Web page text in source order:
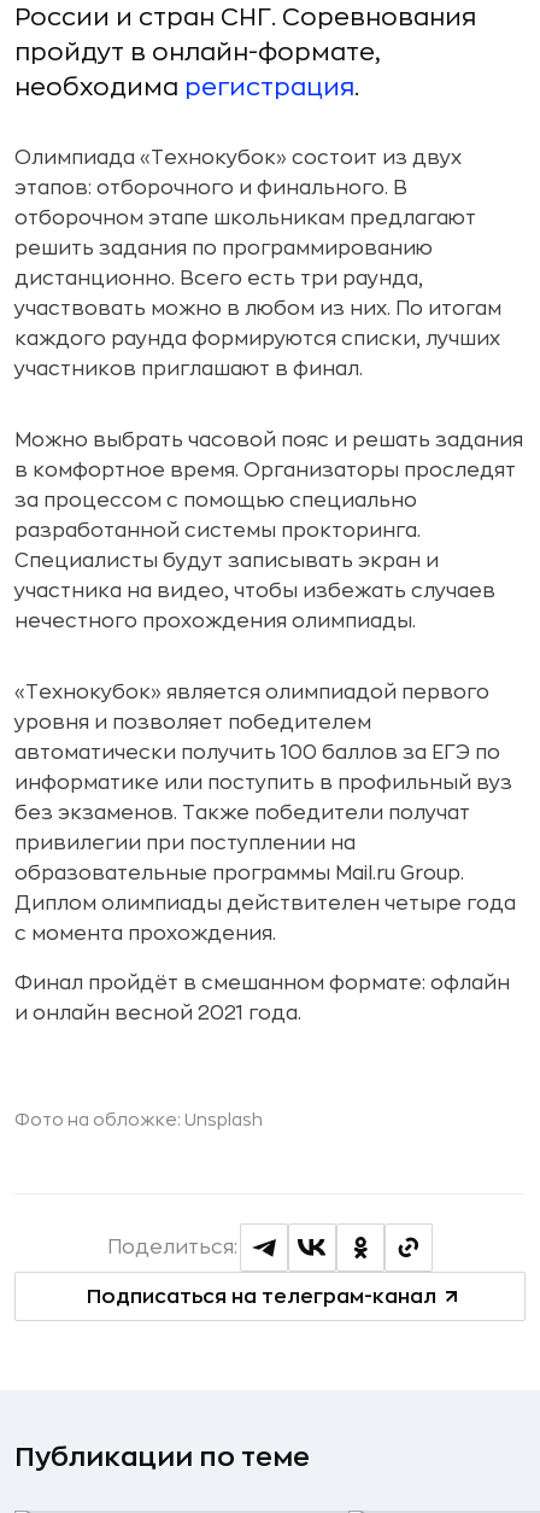
России и стран СНГ. Соревнования
пройдут в онлайн-формате,
необходима регистрация.
Олимпиада «Технокубок» состоит из двух
этапов: отборочного и финального. В
отборочном этапе школьникам предлагают
решить задания по программированию
дистанционно. Всего есть три раунда,
участвовать можно в любом из них. По итогам
каждого раунда формируются списки, лучших
участников приглашают в финал.
Можно выбрать часовой пояс и решать задания
в комфортное время. Организаторы проследят
за процессом с помощью специально
разработанной системы прокторинга.
Специалисты будут записывать экран и
участника на видео, чтобы избежать случаев
нечестного прохождения олимпиады.
«Технокубок» является олимпиадой первого
уровня и позволяет победителем
автоматически получить 100 баллов за ЕГЭ по
информатике или поступить в профильный вуз
без экзаменов. Также победители получат
привилегии при поступлении на
образовательные программы Mail.ru Group.
Диплом олимпиады действителен четыре года
с момента прохождения.
Финал пройдёт в смешанном формате: офлайн
и онлайн весной 2021 года.
Фото на обложке: Unsplash
Подписаться на телеграм-канал
Поделиться:
Публикации по теме